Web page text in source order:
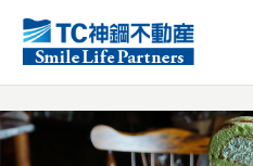
新規ご入会